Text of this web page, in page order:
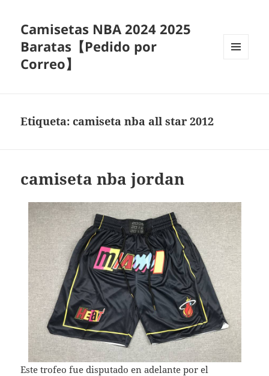
Camisetas NBA 2024 2025
Baratas【Pedido por
Correo】
Etiqueta:camiseta nba all star 2012
camiseta nba jordan
Este trofeo fue disputado en adelante por el